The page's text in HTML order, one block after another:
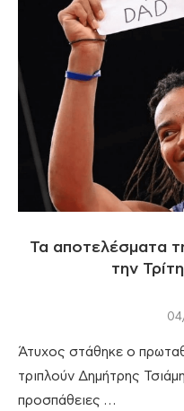
Τα αποτελέσματα
την
Άτυχος στάθηκε ο
τριπλούν Δημήτρης
προσπάθειες …